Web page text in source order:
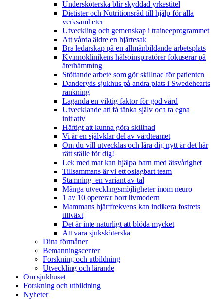
Undersköterska blir skyddad yrkestitel
Dietister och Nutritionsråd till hjälp för alla
verksamheter
Utveckling och gemenskap i traineeprogrammet
Att vårda äldre en hjärtesak
Bra ledarskap på en allmänbildande arbetsplats
Kvinnoklinikens hälsoinspiratörer fokuserar på
återhämtning
Stöttande arbete som gör skillnad för patienten
Danderyds sjukhus på andra plats i Swedehearts
rankning
Laganda en viktig faktor för god vård
Utvecklande att få tänka själv och ta egna
initiativ
Häftigt att kunna göra skillnad
Vi är en självklar del av vårdteamet
Om du vill utvecklas och lära dig nytt är det här
rätt ställe för dig!
Lek med mat kan hjälpa barn med ätsvårighet
Tillsammans är vi ett oslagbart team
Stamning ̶ en variant av tal
Många utvecklingsmöjligheter inom neuro
1 av 10 opererar bort livmodern
Mammans hjärtfrekvens kan indikera fostrets
tillväxt
Det är inte naturligt att blöda mycket
Att vara sjuksköterska
Dina förmåner
Bemanningscenter
Forskning och utbildning
Utveckling och lärande
Om sjukhuset
Forskning och utbildning
Nyheter